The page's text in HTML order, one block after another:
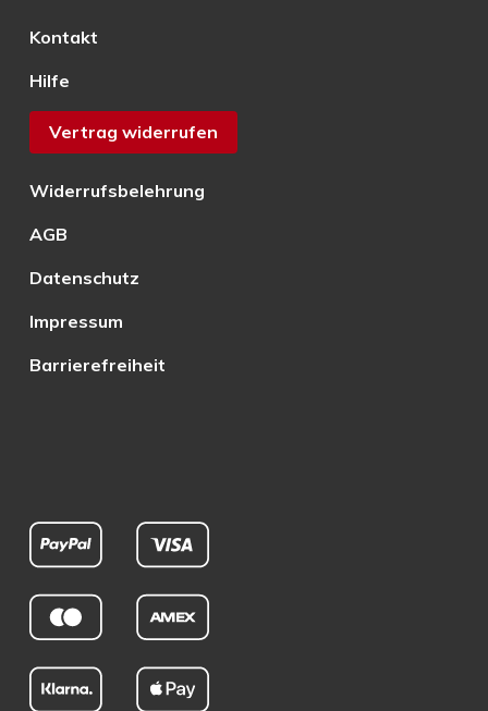
Kontakt
Hilfe
Vertrag widerrufen
Widerrufsbelehrung
AGB
Datenschutz
Impressum
Barrierefreiheit